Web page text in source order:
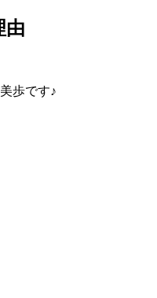
由
歩です♪